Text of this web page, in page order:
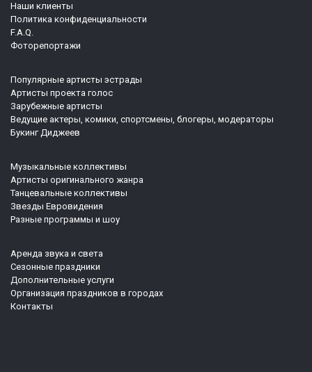
Наши клиенты
Политика конфиденциальности
F.A.Q.
Фоторепортажи
Популярные артисты эстрады
Артисты проекта голос
Зарубежные артисты
Ведущие актеры, комики, спортсмены, блогеры, модераторы
Букинг Диджеев
Музыкальные коллективы
Артисты оригинального жанра
Танцевальные коллективы
Звезды Евровидения
Разные программы и шоу
Аренда звука и света
Сезонные праздники
Дополнительные услуги
Организация праздников в городах
Контакты